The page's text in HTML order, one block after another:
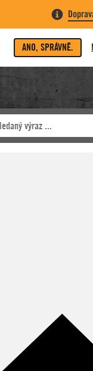
ANO, SPRÁVNĚ.